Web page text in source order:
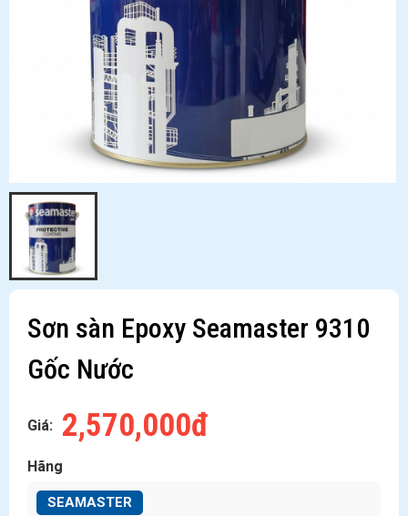
Sơn sàn Epoxy Seamaster 9310
Gốc Nước
Giá: 2,570,000đ
Hãng
SEAMASTER